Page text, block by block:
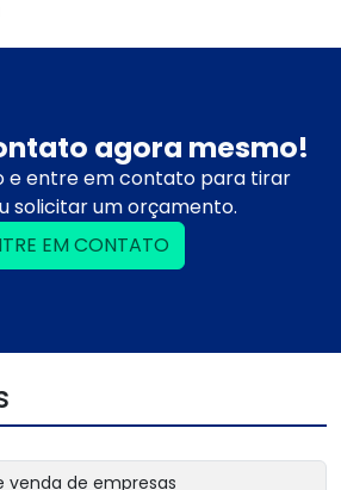
agora mesmo!
e entre em contato para tirar
solicitar um orçamento.
EM CONTATO
venda de empresas